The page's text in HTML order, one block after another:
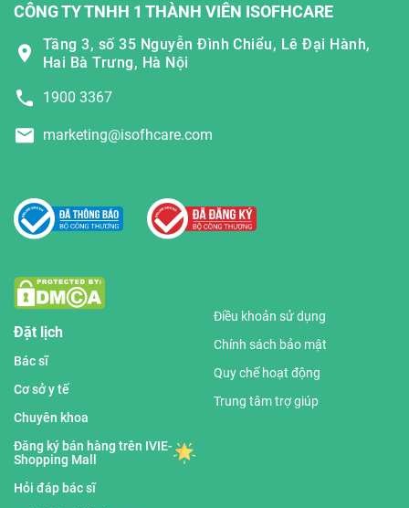
CÔNG TY TNHH 1 THÀNH VIÊN ISOFHCARE
Tầng 3, số 35 Nguyễn Đình Chiểu, Lê Đại Hành,
Hai Bà Trưng, Hà Nội
1900 3367
marketing@isofhcare.com
Đặt lịch
Bác sĩ
Cơ sở y tế
Chuyên khoa
Đăng ký bán hàng trên IVIE-
Shopping Mall
Hỏi đáp bác sĩ
Điều khoản sử dụng
Chính sách bảo mật
Quy chế hoạt động
Trung tâm trợ giúp